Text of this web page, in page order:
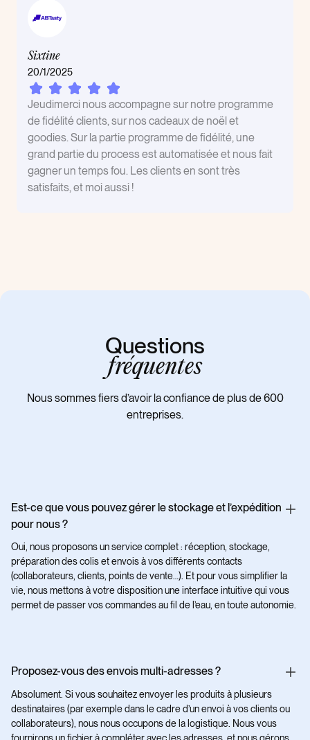
Sixtine
20/1/2025
Jeudimerci nous accompagne sur notre programme
de fidélité clients, sur nos cadeaux de noël et
goodies. Sur la partie programme de fidélité, une
grand partie du process est automatisée et nous fait
gagner un temps fou. Les clients en sont très
satisfaits, et moi aussi !
Questions
fréquentes
Nous sommes fiers d’avoir la confiance de plus de 600
entreprises.
Est-ce que vous pouvez gérer le stockage et l’expédition
pour nous ?
Oui, nous proposons un service complet : réception, stockage,
préparation des colis et envois à vos différents contacts
(collaborateurs, clients, points de vente…). Et pour vous simplifier la
vie, nous mettons à votre disposition une interface intuitive qui vous
permet de passer vos commandes au fil de l’eau, en toute autonomie.
Proposez-vous des envois multi-adresses ?
Absolument. Si vous souhaitez envoyer les produits à plusieurs
destinataires (par exemple dans le cadre d’un envoi à vos clients ou
collaborateurs), nous nous occupons de la logistique. Nous vous